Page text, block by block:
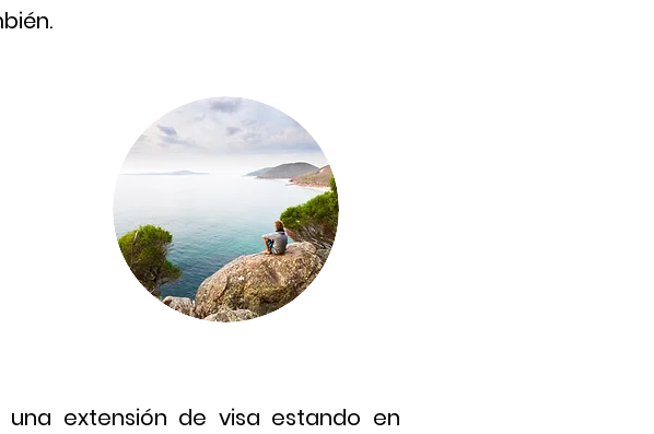
extensión de visa estando en